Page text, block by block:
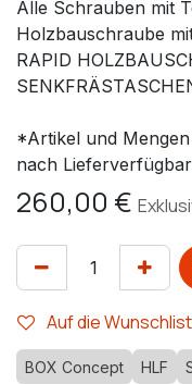
Alle Schrauben mit
Holzbauschraube
RAPID
*Artikel und
nach
260,00 €
Auf die
BOX Concept HLF